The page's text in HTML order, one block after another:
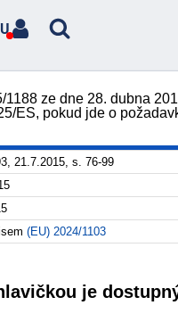
ze dne 28. dubna
ES, pokud jde o
21.7.2015, s. 76-99
(EU) 2024/1103
je